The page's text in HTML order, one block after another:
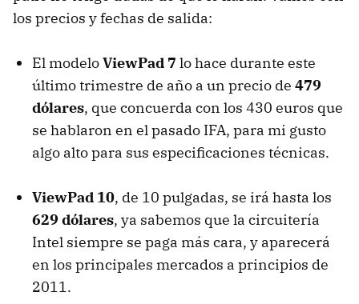
los precios y fechas de salida:
El modeloViewPad 7 lo hace durante este
último trimestre de año a un precio de 479
dólares, que concuerda con los 430 euros que
se hablaron en el pasado IFA, para mi gusto
algo alto para sus especificaciones técnicas.
ViewPad 10, de 10 pulgadas, se irá hasta los
629 dólares, ya sabemos que la circuitería
Intel siempre se paga más cara, y aparecerá
en los principales mercados a principios de
2011.